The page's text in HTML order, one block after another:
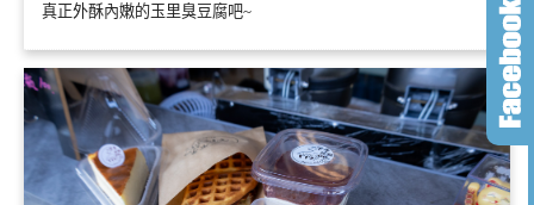
真正外酥內嫩的玉里臭豆腐吧~